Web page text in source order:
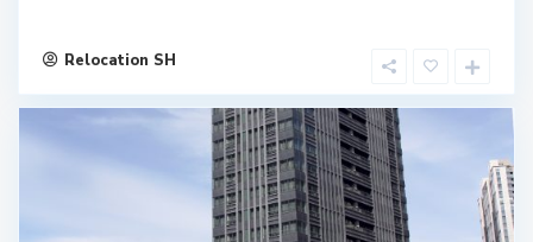
Relocation SH